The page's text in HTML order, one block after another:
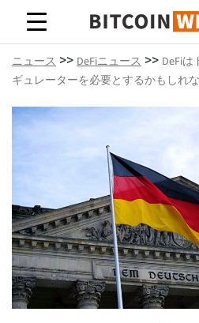
ビットコイ
ニュース >> DeFiニュース >> DeFi
ギュレーターを必要とするかもしれ